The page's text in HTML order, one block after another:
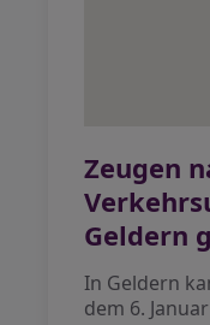
Zeugen
Geldern
In Geldern
dem 6.